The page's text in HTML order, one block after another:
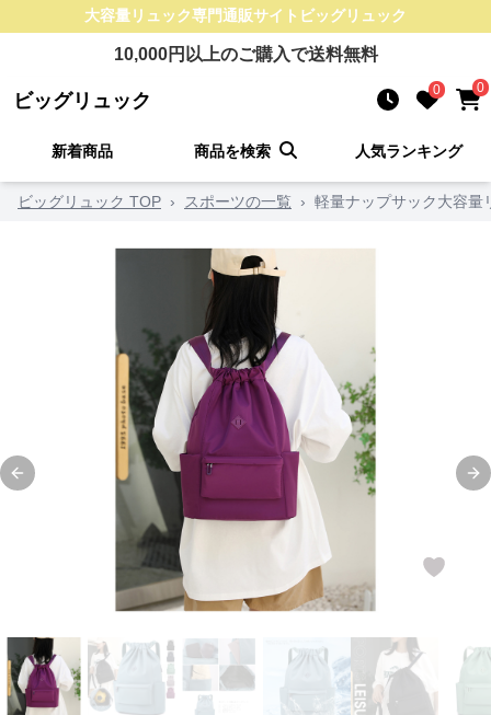
大容量リュック専門通販サイト ビッグリュック
10,000円以上のご購入で送料無料
ビッグリュック 0 0
新着商品 商品を検索 人気ランキング
ビッグリュック TOP › スポーツの一覧 › 軽量ナップサック大容
Previous slide